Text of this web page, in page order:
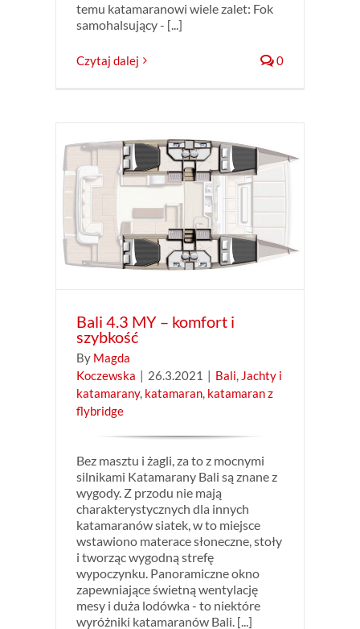
temu katamaranowi wiele zalet: Fok
samohalsujący - [...]
Czytaj dalej 0
Bali 4.3 MY – komfort i
szybkość
By Magda
Koczewska | 26.3.2021 | Bali Jachty i
katamarany, katamaran, katamaran z
flybridge
Bez masztu i żagli, za to z mocnymi
silnikami Katamarany Bali są znane z
wygody. Z przodu nie mają
charakterystycznych dla innych
katamaranów siatek, w to miejsce
wstawiono materace słoneczne, stoły
i tworząc wygodną strefę
wypoczynku. Panoramiczne okno
zapewniające świetną wentylację
mesy i duża lodówka - to niektóre
wyróżniki katamaranów Bali. [...]